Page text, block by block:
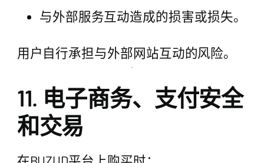
与外部服务互动造成的损害或损失。
用户自行承担与外部网站互动的风险。
11. 电子商务、支付安全
和交易